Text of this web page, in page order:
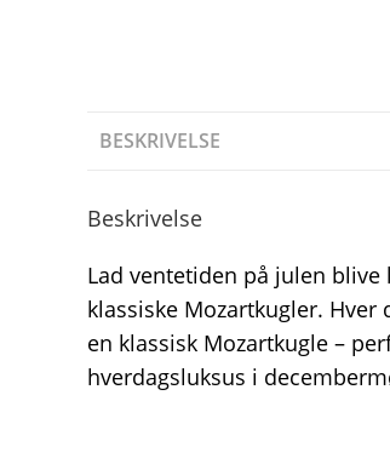
BESKRIVELSE
Beskrivelse
Lad ventetiden på julen
klassiske Mozartkugler.
en klassisk Mozartkugle –
hverdagsluksus i